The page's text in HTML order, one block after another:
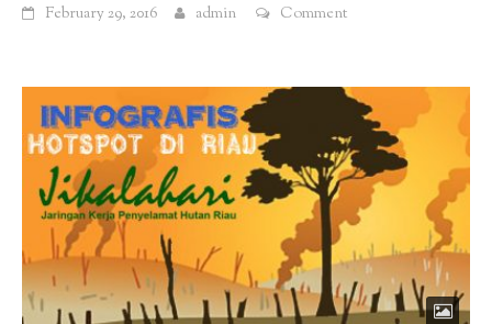
February 29, 2016 admin Comment